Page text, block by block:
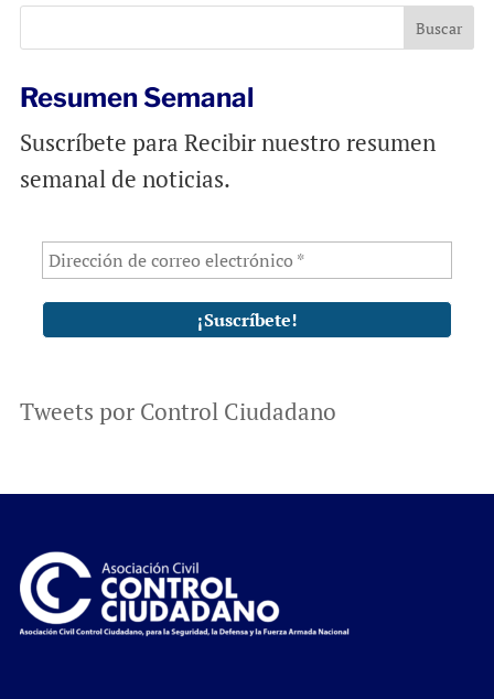
Resumen Semanal
Suscríbete para Recibir nuestro resumen
semanal de noticias.
Tweets por Control Ciudadano